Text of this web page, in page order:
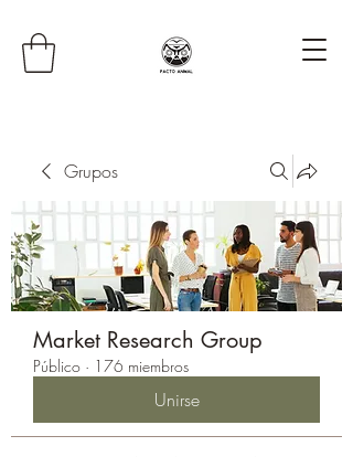
Grupos
Market Research Group
Público · 176 miembros
Unirse